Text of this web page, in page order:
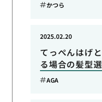
かつら
てっぺんはげ
る場合の髪型
2025.02.20
AGA